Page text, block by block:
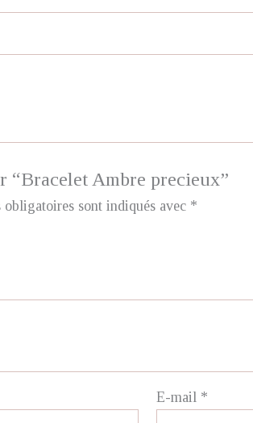
“Bracelet Ambre precieux”
obligatoires sont indiqués avec *
E-mail *